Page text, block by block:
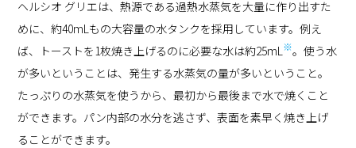
ヘルシオ グリエは、熱源である過熱水蒸気を大量に作り出すた
めに、約40mLもの大容量の水タンクを採用しています。例え
ば、トーストを1枚焼き上げるのに必要な水は約25mL ※。使う水
が多いということは、発生する水蒸気の量が多いということ。
たっぷりの水蒸気を使うから、最初から最後まで水で焼くこと
ができます。パン内部の水分を逃さず、表面を素早く焼き上げ
ることができます。